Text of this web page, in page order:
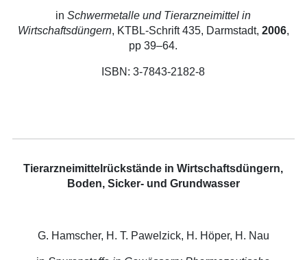
inSchwermetalle und Tierarzneimittel in
Wirtschaftsdüngern, KTBL-Schrift 435, Darmstadt, 2006,
pp 39–64.
ISBN: 3-7843-2182-8
Tierarzneimittelrückstände in Wirtschaftsdüngern,
Boden, Sicker- und Grundwasser
G. Hamscher, H. T. Pawelzick, H. Höper, H. Nau